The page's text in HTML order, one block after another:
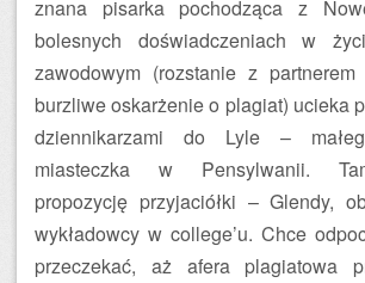
znana pisarka pochodząca z
bolesnych doświadczeniach w
zawodowym (rozstanie z
burzliwe oskarżenie o plagiat) ucieka
dziennikarzami do Lyle –
miasteczka w Pensylwanii.
propozycję przyjaciółki – Glendy,
wykładowcy w college’u. Chce
przeczekać, aż afera plagiatowa